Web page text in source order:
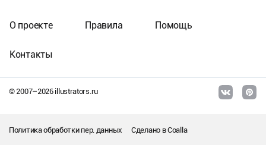
© 2007–2026illustrators.ru
О проекте Правила Помощь
Контакты
Политика обработки пер. данных Сделано вCoalla